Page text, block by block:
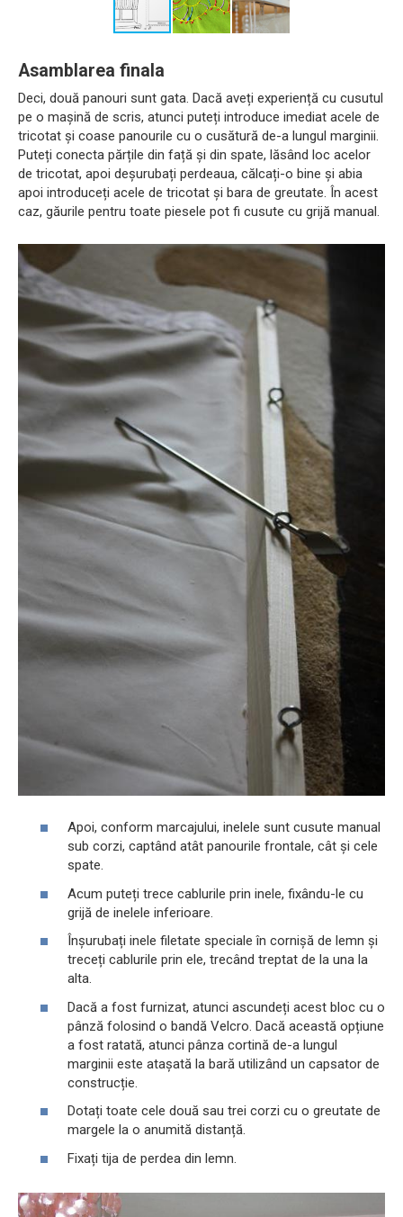
Asamblarea finala
Deci, două panouri sunt gata. Dacă aveți experiență cu cusutul
pe o mașină de scris, atunci puteți introduce imediat acele de
tricotat și coase panourile cu o cusătură de-a lungul marginii.
Puteți conecta părțile din față și din spate, lăsând loc acelor
de tricotat, apoi deșurubați perdeaua, călcați-o bine și abia
apoi introduceți acele de tricotat și bara de greutate. În acest
caz, găurile pentru toate piesele pot fi cusute cu grijă manual.
Apoi, conform marcajului, inelele sunt cusute manual
sub corzi, captând atât panourile frontale, cât și cele
spate.
Acum puteți trece cablurile prin inele, fixându-le cu
grijă de inelele inferioare.
Înșurubați inele filetate speciale în cornișă de lemn și
treceți cablurile prin ele, trecând treptat de la una la
alta.
Dacă a fost furnizat, atunci ascundeți acest bloc cu o
pânză folosind o bandă Velcro. Dacă această opțiune
a fost ratată, atunci pânza cortină de-a lungul
marginii este atașată la bară utilizând un capsator de
construcție.
Dotați toate cele două sau trei corzi cu o greutate de
margele la o anumită distanță.
Fixați tija de perdea din lemn.